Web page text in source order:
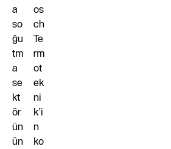
a
so
ğu
tm
a
se
kt
ör
ün
ün
os
ch
Te
rm
ot
ek
ni
k’i
n
ko